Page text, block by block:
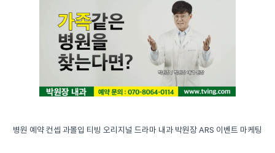
병원 예약 컨셉 과몰입 티빙 오리지널 드라마 내과 박원장 ARS 이벤트 마케팅